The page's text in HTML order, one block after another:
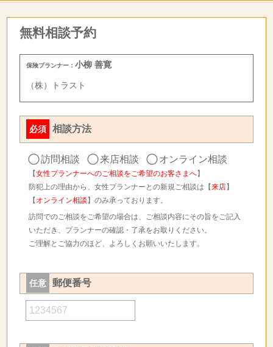
無料相談予約
保険プランナー：小柳 善寛
（株）トラスト
必須 相談方法
訪問相談 来店相談 オンライン相談
【女性プランナーへのご相談をご希望のお客さまへ】
防犯上の理由から、女性プランナーとの新規ご相談は【来店】
【 オンライン相談 】のみ承っております。
訪問でのご相談をご希望の場合は、ご相談内容にその旨をご記入
いただき、プランナーの確認・了承をお取りください。
ご理解とご協力のほど、よろしくお願いいたします。
任意 郵便番号